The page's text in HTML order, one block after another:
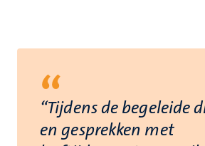
“
“Tijdens de begeleide
en gesprekken met